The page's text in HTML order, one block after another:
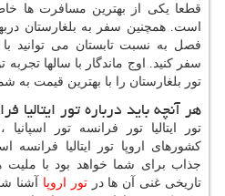
قطعا یکی از بهترین مسافرت ها
است. همچنین سفر به بلغارستان
فصل به نسبت تابستان می توانید با
سفر کنید. اوج ماندگار با سالها
تور بلغارستان را با بهترین قیمت به
هر آنچه باید درباره تور ایتالیا
تور ایتالیا تور فرانسه تور
کشورهای اروپا تور ایتالیا فرانسه
جذاب برای شما خواهد بود با
تاریخی غنی آن ها درتور اروپا آشنا